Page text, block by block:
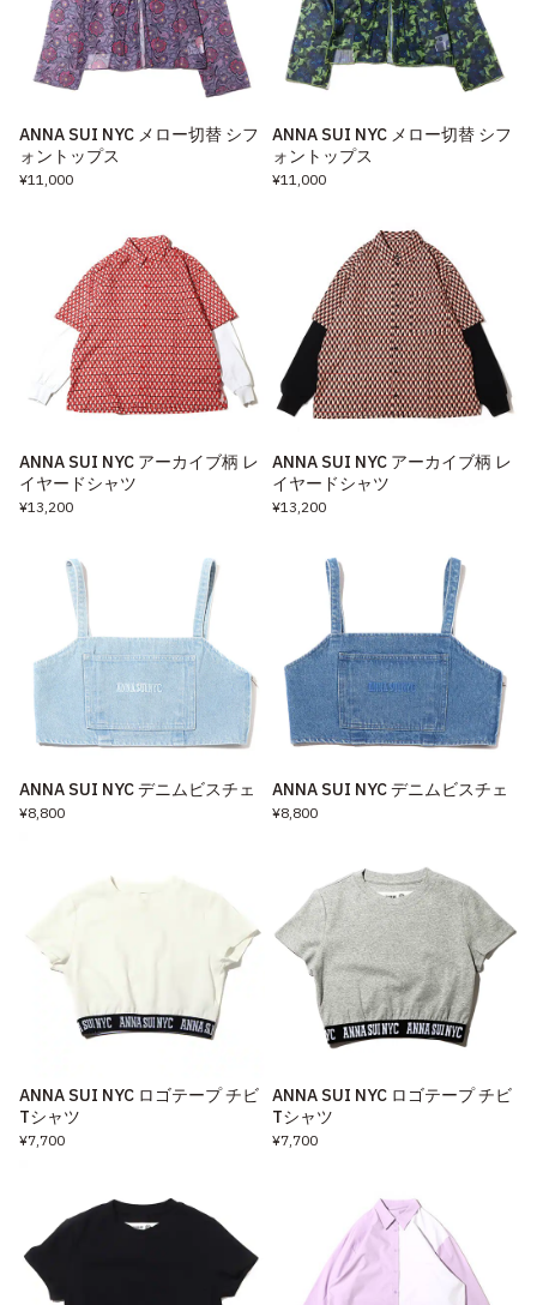
ANNA SUI NYC メロー切替 シフ
ォントップス
¥11,000
ANNA SUI NYC メロー切替 シフ
ォントップス
¥11,000
ANNA SUI NYC アーカイブ柄 レ
イヤードシャツ
¥13,200
ANNA SUI NYC アーカイブ柄 レ
イヤードシャツ
¥13,200
ANNA SUI NYC デニムビスチェ
¥8,800
ANNA SUI NYC デニムビスチェ
¥8,800
ANNA SUI NYC ロゴテープ チビ
Tシャツ
¥7,700
ANNA SUI NYC ロゴテープ チビ
Tシャツ
¥7,700